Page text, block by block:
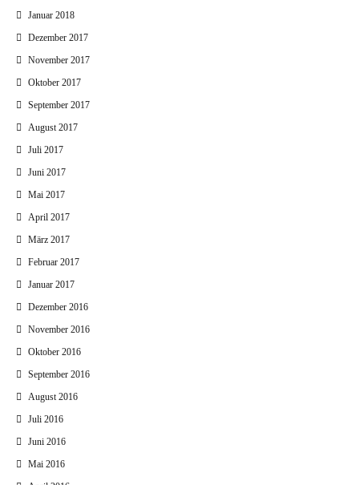
Januar 2018
Dezember 2017
November 2017
Oktober 2017
September 2017
August 2017
Juli 2017
Juni 2017
Mai 2017
April 2017
März 2017
Februar 2017
Januar 2017
Dezember 2016
November 2016
Oktober 2016
September 2016
August 2016
Juli 2016
Juni 2016
Mai 2016